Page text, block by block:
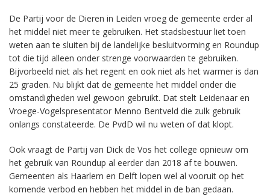
De Partij voor de Dieren in Leiden vroeg de gemeente erder al
het middel niet meer te gebruiken. Het stadsbestuur liet toen
weten aan te sluiten bij de landelijke besluitvorming en Roundup
tot die tijd alleen onder strenge voorwaarden te gebruiken.
Bijvorbeeld niet als het regent en ook niet als het warmer is dan
25 graden. Nu blijkt dat de gemeente het middel onder die
omstandigheden wel gewoon gebruikt. Dat stelt Leidenaar en
Vroege-Vogelspresentator Menno Bentveld die zulk gebruik
onlangs constateerde. De PvdD wil nu weten of dat klopt.
Ook vraagt de Partij van Dick de Vos het college opnieuw om
het gebruik van Roundup al eerder dan 2018 af te bouwen.
Gemeenten als Haarlem en Delft lopen wel al vooruit op het
komende verbod en hebben het middel in de ban gedaan.